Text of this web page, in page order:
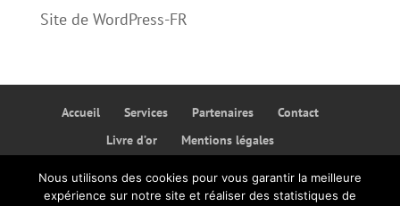
Site de WordPress-FR
Accueil Services Partenaires
Contact
Livre d’or
Mentions légales
Nous utilisons des cookies pour vous garantir la meilleure
expérience sur notre site et réaliser des statistiques de